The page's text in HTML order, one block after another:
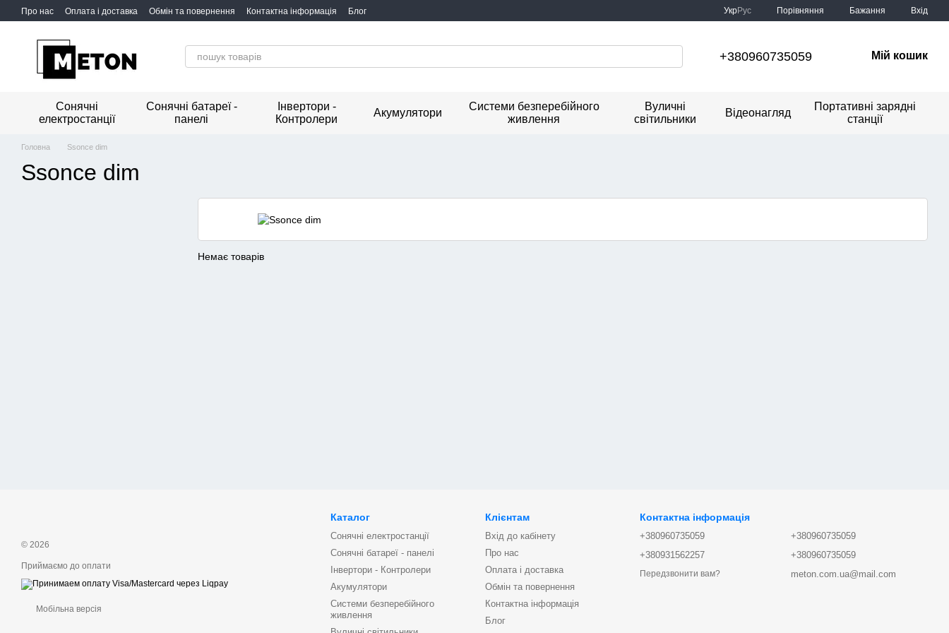
Перейти до основного контенту
Про нас Оплата і доставка Обмін та повернення Контактна інформація Блог УкрРус Порівняння Бажання Вхід
+380960735059 Мій кошик
Сонячні
електростанції
Сонячні батареї -
панелі
Інвертори -
Контролери
Акумулятори
Системи безперебійного
живлення
Вуличні
світильники
Відеонагляд
Портативні зарядні
станції
Головна Ssonce dim
Ssonce dim
Немає товарів
© 2026
Приймаємо до оплати
Мобільна версія
Каталог
Сонячні електростанції
Сонячні батареї - панелі
Інвертори - Контролери
Акумулятори
Системи безперебійного
живлення
Клієнтам
Вхід до кабінету
Про нас
Оплата і доставка
Обмін та повернення
Контактна інформація
Блог
Контактна інформація
+380960735059
+380931562257
Передзвонити вам?
+380960735059
+380960735059
meton.com.ua@mail.com